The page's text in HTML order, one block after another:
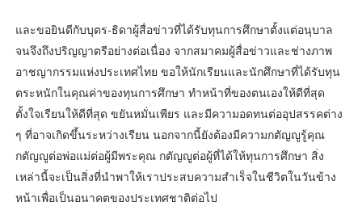
และขอยินดีกับบุตร-ธิดาผู้สื่อข่าวที่ได้รับทุนการศึกษาตั้งแต่อนุบาล
จนจึงถึงปริญญาตรีอย่างต่อเนื่อง จากสมาคมผู้สื่อข่าวและช่างภาพ
อาชญากรรมแห่งประเทศไทย ขอให้นักเรียนและนักศึกษาที่ได้รับทุน
ตระหนักในคุณค่าของทุนการศึกษา ทำหน้าที่ของตนเองให้ดีที่สุด
ตั้งใจเรียนให้ดีที่สุด ขยันหมั่นเพียร และมีความอดทนต่ออุปสรรคต่าง
ๆ ที่อาจเกิดขึ้นระหว่างเรียน นอกจากนี้ยังต้องมีความกตัญญูรู้คุณ
กตัญญูต่อพ่อแม่ต่อผู้มีพระคุณ กตัญญูต่อผู้ที่ได้ให้ทุนการศึกษา สิ่ง
เหล่านี้จะเป็นสิ่งที่นำพาให้เราประสบความสำเร็จในชีวิตในวันข้าง
หน้าเพื่อเป็นอนาคตของประเทศชาติต่อไป